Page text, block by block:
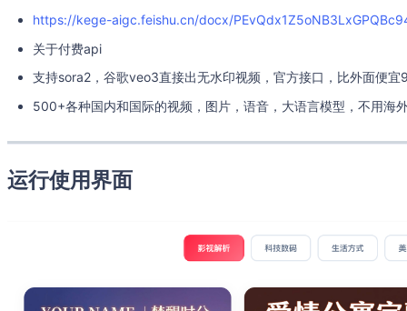
https://kege-aigc.feishu.cn/docx/
关于付费api
支持sora2，谷歌veo3直接出无水印视频，官方接口，比外面便宜
500+各种国内和国际的视频，图片，语音，大语言模型，不用海
运行使用界面